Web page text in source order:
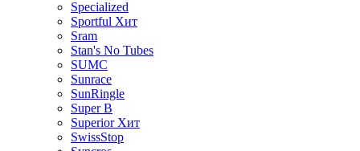
Specialized
Sportful Хит
Sram
Stan's No Tubes
SUMC
Sunrace
SunRingle
Super B
Superior Хит
SwissStop